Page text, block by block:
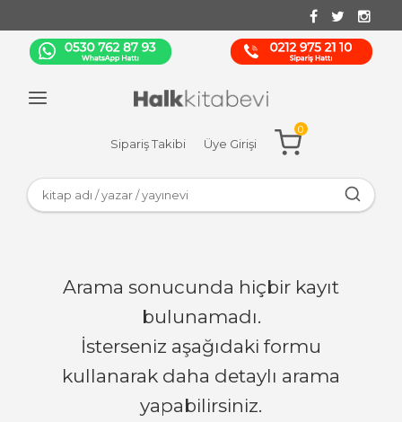
Sipariş Takibi Üye Girişi
0
Arama sonucunda hiçbir kayıt
bulunamadı.
İsterseniz aşağıdaki formu
kullanarak daha detaylı arama
yapabilirsiniz.